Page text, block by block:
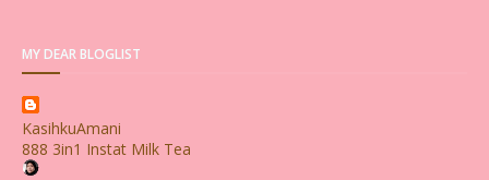
MY DEAR BLOGLIST
KasihkuAmani
888 3in1 Instat Milk Tea